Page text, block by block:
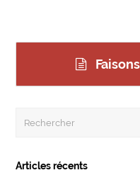
Articles récents